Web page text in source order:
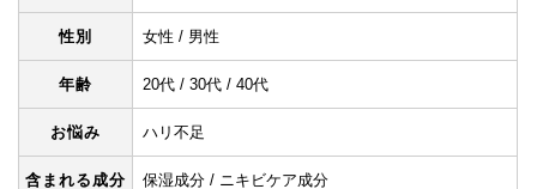
性別 女性 / 男性
年齢 20代 / 30代 / 40代
お悩み ハリ不足
含まれる成分 保湿成分 / ニキビケア成分